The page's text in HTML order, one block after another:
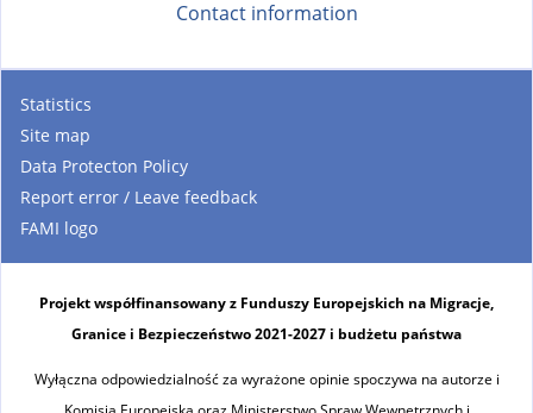
Contact information
Statistics
Site map
Data Protecton Policy
Report error / Leave feedback
FAMI logo
Projekt współfinansowany z Funduszy Europejskich na Migracje,
Granice i Bezpieczeństwo 2021-2027 i budżetu państwa
Wyłączna odpowiedzialność za wyrażone opinie spoczywa na autorze i